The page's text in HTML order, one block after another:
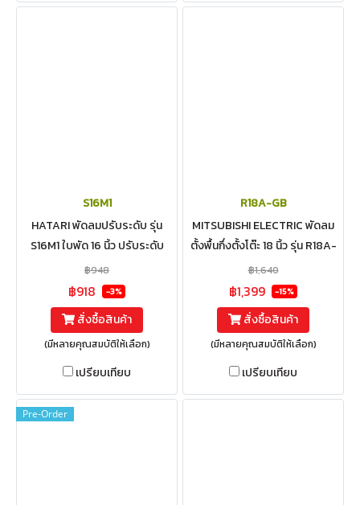
S16M1
HATARI พัดลมปรับระดับ รุ่น
S16M1 ใบพัด 16 นิ้ว ปรับระดับ
ความสูงได้ 5 ระดับ ตั้งแต่ 87 -
107 ซม.
฿948
฿918 -3%
สั่งซื้อสินค้า
(มีหลายคุณสมบัติให้เลือก)
เปรียบเทียบ
R18A-GB
MITSUBISHI ELECTRIC พัดลม
ตั้งพื้นกึ่งตั้งโต๊ะ 18 นิ้ว รุ่น R18A-
GB ด้วยหน้ากากดีไซน์ใหม่สไตล์มิ
นิมอล
฿1,640
฿1,399 -15%
สั่งซื้อสินค้า
(มีหลายคุณสมบัติให้เลือก)
เปรียบเทียบ
Pre-Order